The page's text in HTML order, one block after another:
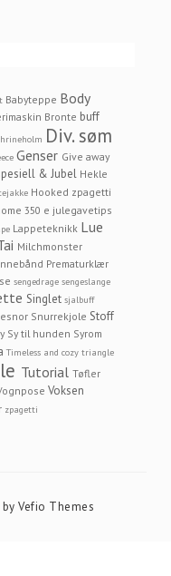
Babyteppe Body
Bronte buff
Div. søm
Genser Give away
& Jubel Hekle
Hooked zpagetti
350 e julegavetips
Lappeteknikk Lue
Milchmonster
Prematurklær
sengedrage sengeslange
Singlet sjalbuff
Snurrekjole Stoff
Sy til hunden Syrom
Timeless and cozy triangle
Tutorial Tøfler
Voksen
zpagetti
byVefio Themes